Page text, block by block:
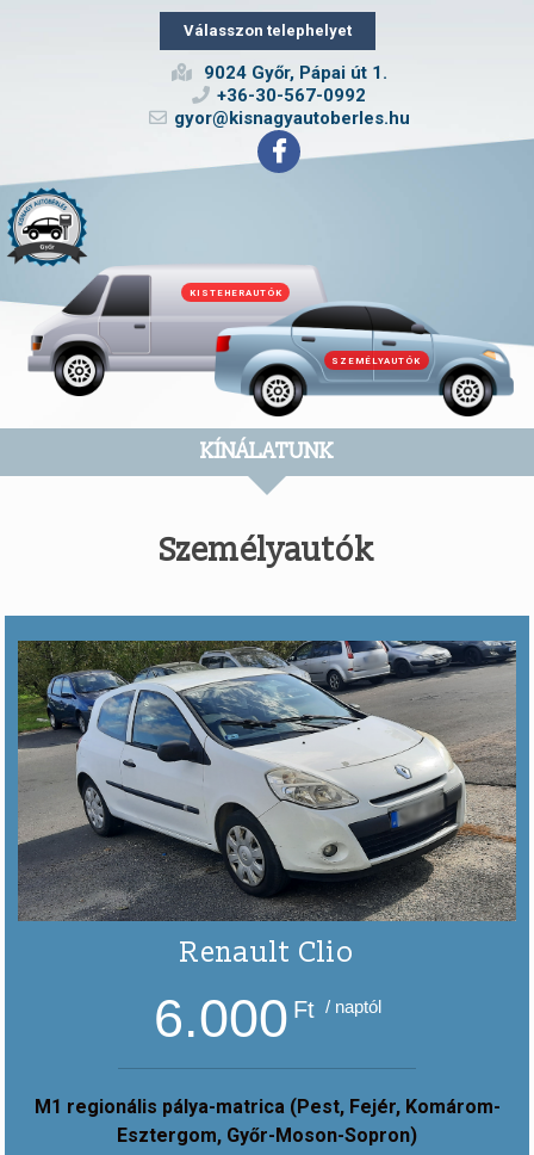
Válasszon telephelyet
9024 Győr, Pápai út 1.
+36-30-567-0992
gyor@kisnagyautoberles.hu
KISTEHERAUTÓK
SZEMÉLYAUTÓK
KÍNÁLATUNK
Személyautók
Renault Clio
6.000 Ft / naptól
M1 regionális pálya-matrica (Pest, Fejér, Komárom-
Esztergom, Győr-Moson-Sopron)